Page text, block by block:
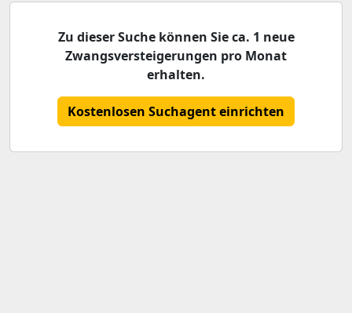
Zu dieser Suche können Sie ca. 1 neue
Zwangsversteigerungen pro Monat
erhalten.
Kostenlosen Suchagent einrichten